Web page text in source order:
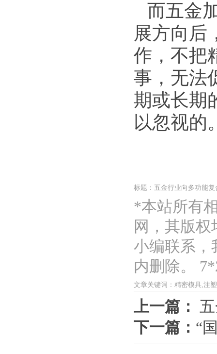
而五金
展方向后
作，不把
事，无法
期或长期
以忽视的
标题：五金行业向多功能
*本站所有
网，其版
小编联系，
内删除。
文章关键词：精密模具,注
上一篇：
下一篇： “